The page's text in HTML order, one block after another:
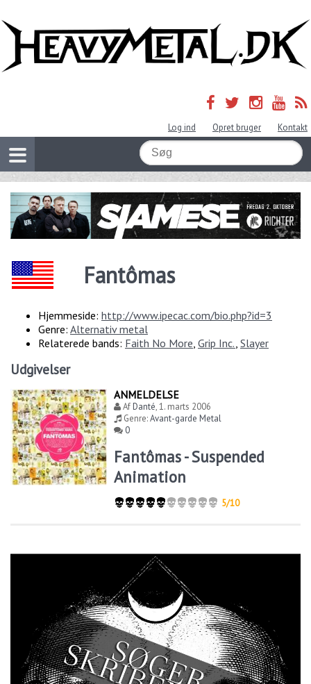
Log ind Opret bruger Kontakt
Fantômas
Hjemmeside: http://www.ipecac.com/bio.php?id=3
Genre: Alternativ metal
Relaterede bands: Faith No More Grip Inc. Slayer
Udgivelser
ANMELDELSE
AfDanté,1. marts 2006
Genre:Avant-garde Metal
0
Fantômas - Suspended
Animation
5/10